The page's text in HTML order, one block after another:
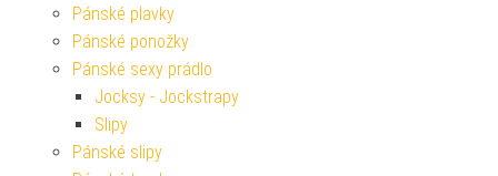
Pánské plavky
Pánské ponožky
Pánské sexy prádlo
Jocksy - Jockstrapy
Slipy
Pánské slipy